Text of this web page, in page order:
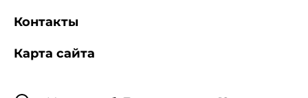
Контакты
Карта сайта